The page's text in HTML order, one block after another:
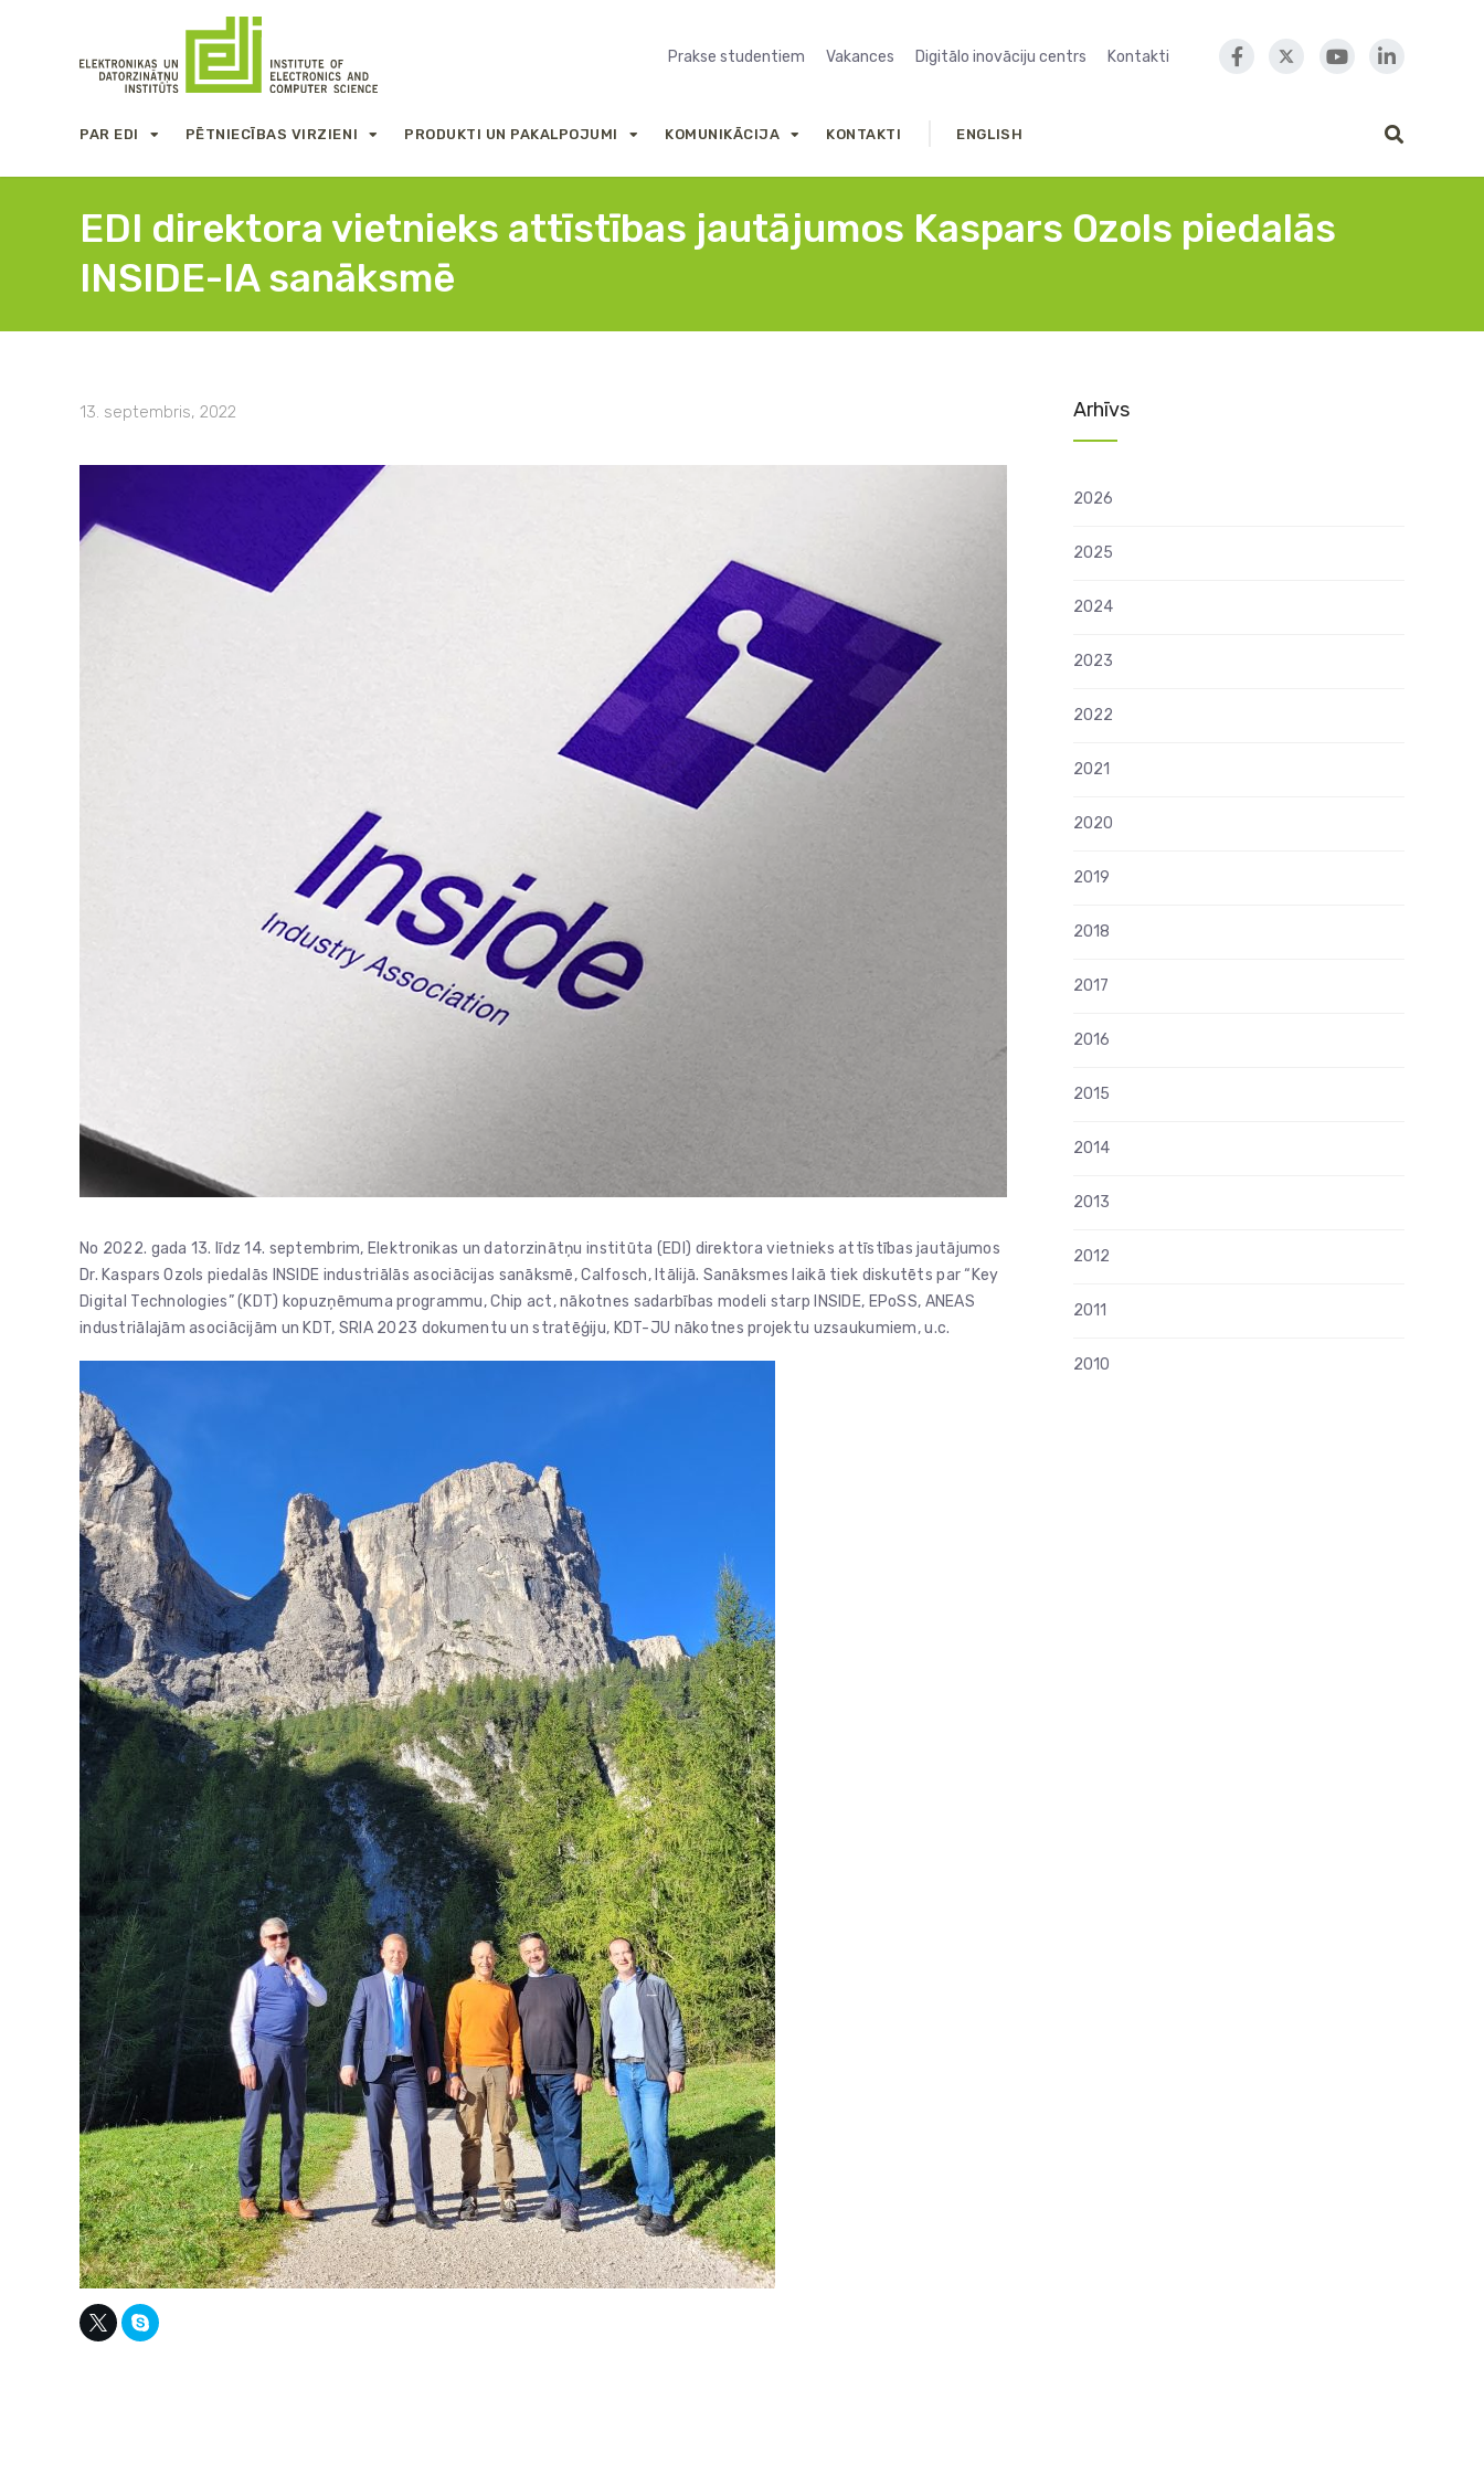
Prakse studentiem Vakances Digitālo inovāciju centrs Kontakti
PAR EDI PĒTNIECĪBAS VIRZIENI PRODUKTI UN PAKALPOJUMI KOMUNIKĀCIJA KONTAKTI ENGLISH
EDI direktora vietnieks attīstības jautājumos Kaspars Ozols piedalās
INSIDE-IA sanāksmē
13. septembris, 2022
No 2022. gada 13. līdz 14. septembrim, Elektronikas un datorzinātņu institūta (EDI) direktora vietnieks attīstības jautājumos
Dr. Kaspars Ozols piedalās INSIDE industriālās asociācijas sanāksmē, Calfosch, Itālijā. Sanāksmes laikā tiek diskutēts par “Key
Digital Technologies” (KDT) kopuzņēmuma programmu, Chip act, nākotnes sadarbības modeli starp INSIDE, EPoSS, ANEAS
industriālajām asociācijām un KDT, SRIA 2023 dokumentu un stratēģiju, KDT-JU nākotnes projektu uzsaukumiem, u.c.
Arhīvs
2026
2025
2024
2023
2022
2021
2020
2019
2018
2017
2016
2015
2014
2013
2012
2011
2010